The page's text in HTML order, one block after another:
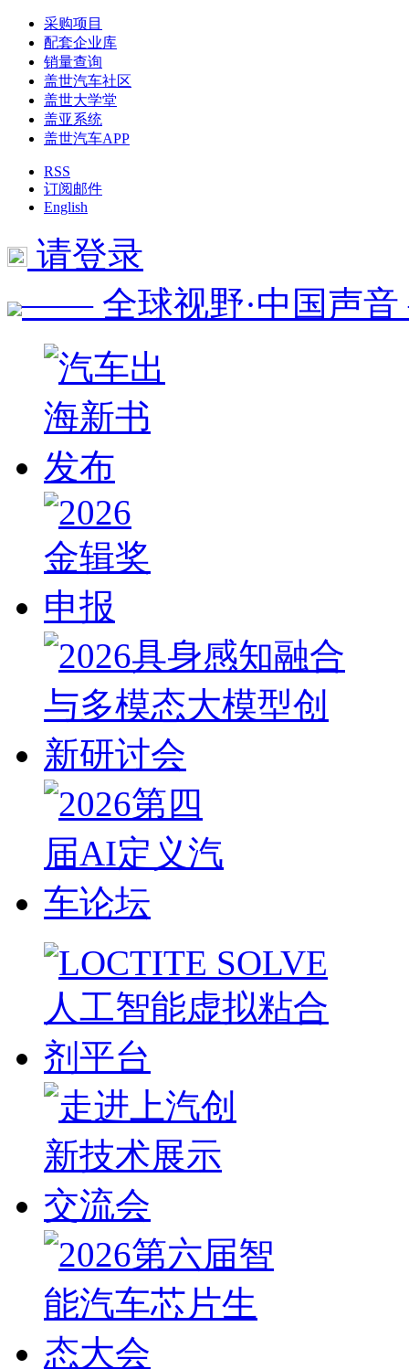
采购项目
配套企业库
销量查询
盖世汽车社区
盖世大学堂
盖亚系统
盖世汽车APP
RSS
订阅邮件
English
请登录
—— 全球视野·中国声